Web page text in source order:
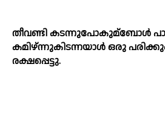
തീവണ്ടി കടന്നുപോകുമ്ബോള്‍
കമിഴ്ന്നുകിടന്നയാള്‍ ഒരു
രക്ഷപ്പെട്ടു.